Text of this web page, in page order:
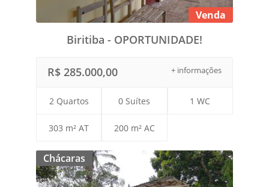
Venda
Biritiba - OPORTUNIDADE!
+ informações
R$ 285.000,00
2 Quartos 0 Suítes 1 WC
303 m² AT 200 m² AC
Chácaras